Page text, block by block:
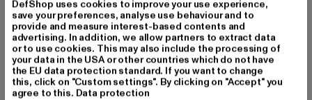
Art.Nr: PD00003562-00111
Hersteller: Urban Styles Agency GmbH & Co. KG |
agentur@urbanstylesagency.com
Schanzenstraße 41 | 51063 Köln | DE
DefShop uses cookies to improve your use experience,
save your preferences, analyse use behaviour and to
provide and measure interest-based contents and
advertising. In addition, we allow partners to extract data
or to use cookies. This may also include the processing of
your data in the USA or other countries which do not have
the EU data protection standard. If you want to change
this, click on "Custom settings". By clicking on "Accept" you
agree to this. Data protection